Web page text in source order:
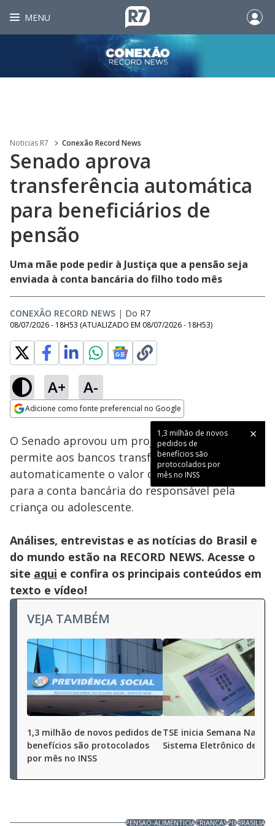
MENU
Noticias R7 Conexão Record News
Senado aprova
transferência automática
para beneficiários de
pensão
Uma mãe pode pedir à Justiça que a pensão seja
enviada à conta bancária do filho todo mês
CONEXÃO RECORD NEWS | Do R7
08/07/2026 - 18H53 (ATUALIZADO EM 08/07/2026 - 18H53)
A+ A-
Adicione como fonte preferencial no Google
1,3 milhão de novos
pedidos de
benefícios são
protocolados por
mês no INSS
Ativar
Loaded
20.03%
O Senado aprovou um projeto de lei que
permite aos bancos transferirem
automaticamente o valor da pensão alimentícia
para a conta bancária do responsável pela
criança ou adolescente.
Análises, entrevistas e as notícias do Brasil e
do mundo estão na RECORD NEWS. Acesse o
site aqui e confira os principais conteúdos em
texto e vídeo!
VEJA TAMBÉM
1,3 milhão de novos pedidos de
benefícios são protocolados
por mês no INSS
TSE inicia Semana
Sistema Eletrônico de
PENSAO-ALIMENTICIACRIANCASPIXBRASILIA